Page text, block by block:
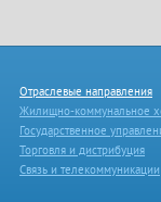
Отраслевые направления
Жилищно-коммунальное
Государственное
Торговля и дистрибуция
Связь и телекоммуникации